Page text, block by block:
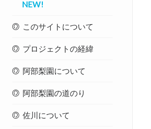
NEW!
このサイトについて
プロジェクトの経緯
阿部梨園について
阿部梨園の道のり
佐川について